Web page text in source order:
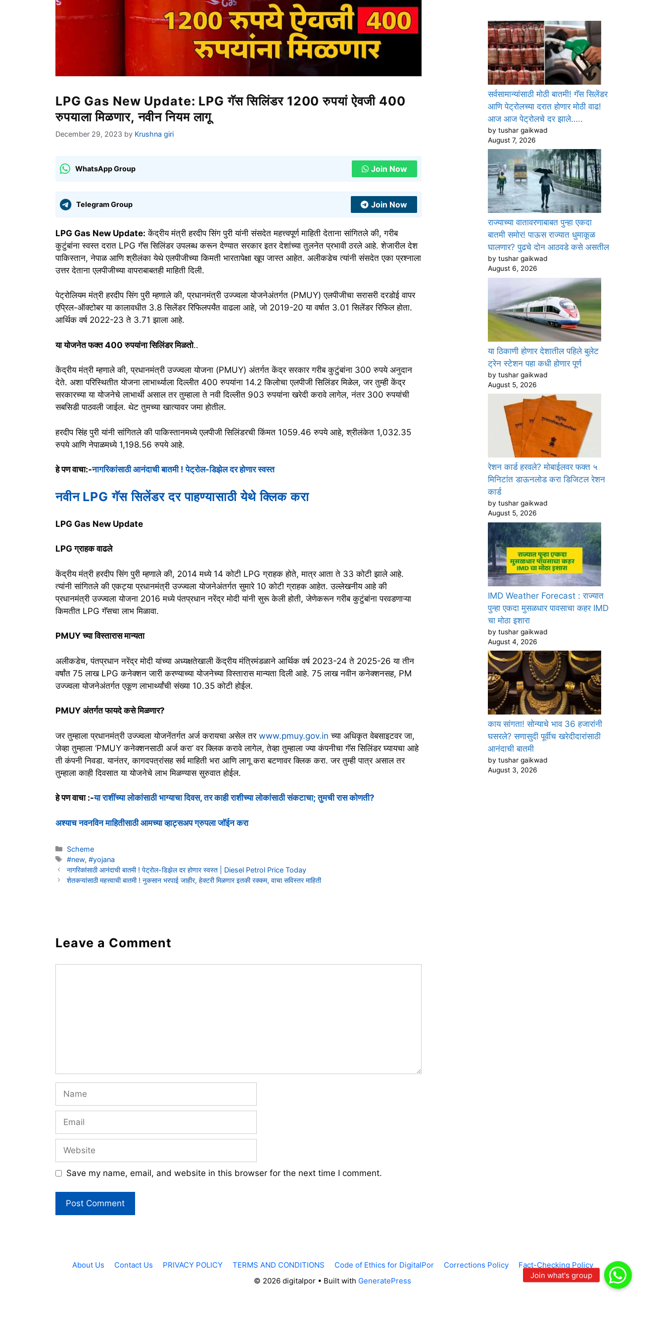
LPG Gas New Update: LPG गॅस सिलिंडर 1200 रुपयां ऐवजी 400
रुपयाला मिळणार, नवीन नियम लागू
December 29, 2023 by Krushna giri
WhatsApp Group Join Now
Telegram Group Join Now
LPG Gas New Update: केंद्रीय मंत्री हरदीप सिंग पुरी यांनी संसदेत महत्त्वपूर्ण माहिती देताना सांगितले की, गरीब
कुटुंबांना स्वस्त दरात LPG गॅस सिलिंडर उपलब्ध करून देण्यात सरकार इतर देशांच्या तुलनेत प्रभावी ठरले आहे. शेजारील देश
पाकिस्तान, नेपाळ आणि श्रीलंका येथे एलपीजीच्या किमती भारतापेक्षा खूप जास्त आहेत. अलीकडेच त्यांनी संसदेत एका प्रश्नाला
उत्तर देताना एलपीजीच्या वापराबाबतही माहिती दिली.
पेट्रोलियम मंत्री हरदीप सिंग पुरी म्हणाले की, प्रधानमंत्री उज्ज्वला योजनेअंतर्गत (PMUY) एलपीजीचा सरासरी दरडोई वापर
एप्रिल-ऑक्टोबर या कालावधीत 3.8 सिलेंडर रिफिलपर्यंत वाढला आहे, जो 2019-20 या वर्षात 3.01 सिलेंडर रिफिल होता.
आर्थिक वर्ष 2022-23 ते 3.71 झाला आहे.
या योजनेत फक्त 400 रुपयांना सिलिंडर मिळतो..
केंद्रीय मंत्री म्हणाले की, प्रधानमंत्री उज्ज्वला योजना (PMUY) अंतर्गत केंद्र सरकार गरीब कुटुंबांना 300 रुपये अनुदान
देते. अशा परिस्थितीत योजना लाभार्थ्याला दिल्लीत 400 रुपयांना 14.2 किलोचा एलपीजी सिलिंडर मिळेल, जर तुम्ही केंद्र
सरकारच्या या योजनेचे लाभार्थी असाल तर तुम्हाला ते नवी दिल्लीत 903 रुपयांना खरेदी करावे लागेल, नंतर 300 रुपयांची
सबसिडी पाठवली जाईल. थेट तुमच्या खात्यावर जमा होतील.
हरदीप सिंह पुरी यांनी सांगितले की पाकिस्तानमध्ये एलपीजी सिलिंडरची किंमत 1059.46 रुपये आहे, श्रीलंकेत 1,032.35
रुपये आणि नेपाळमध्ये 1,198.56 रुपये आहे.
हे पण वाचा:-नागरिकांसाठी आनंदाची बातमी ! पेट्रोल-डिझेल दर होणार स्वस्त
नवीन LPG गॅस सिलेंडर दर पाहण्यासाठी येथे क्लिक करा
LPG Gas New Update
LPG ग्राहक वाढले
केंद्रीय मंत्री हरदीप सिंग पुरी म्हणाले की, 2014 मध्ये 14 कोटी LPG ग्राहक होते, मात्र आता ते 33 कोटी झाले आहे.
त्यांनी सांगितले की एकट्या प्रधानमंत्री उज्ज्वला योजनेअंतर्गत सुमारे 10 कोटी ग्राहक आहेत. उल्लेखनीय आहे की
प्रधानमंत्री उज्ज्वला योजना 2016 मध्ये पंतप्रधान नरेंद्र मोदी यांनी सुरू केली होती, जेणेकरून गरीब कुटुंबांना परवडणाऱ्या
किमतीत LPG गॅसचा लाभ मिळावा.
PMUY च्या विस्तारास मान्यता
अलीकडेच, पंतप्रधान नरेंद्र मोदी यांच्या अध्यक्षतेखाली केंद्रीय मंत्रिमंडळाने आर्थिक वर्ष 2023-24 ते 2025-26 या तीन
वर्षांत 75 लाख LPG कनेक्शन जारी करण्याच्या योजनेच्या विस्तारास मान्यता दिली आहे. 75 लाख नवीन कनेक्शनसह, PM
उज्ज्वला योजनेअंतर्गत एकूण लाभार्थ्यांची संख्या 10.35 कोटी होईल.
PMUY अंतर्गत फायदे कसे मिळणार?
जर तुम्हाला प्रधानमंत्री उज्ज्वला योजनेंतर्गत अर्ज करायचा असेल तर www.pmuy.gov.in च्या अधिकृत वेबसाइटवर जा,
जेव्हा तुम्हाला ‘PMUY कनेक्शनसाठी अर्ज करा’ वर क्लिक करावे लागेल, तेव्हा तुम्हाला ज्या कंपनीचा गॅस सिलिंडर घ्यायचा आहे
ती कंपनी निवडा. यानंतर, कागदपत्रांसह सर्व माहिती भरा आणि लागू करा बटणावर क्लिक करा. जर तुम्ही पात्र असाल तर
तुम्हाला काही दिवसात या योजनेचे लाभ मिळण्यास सुरुवात होईल.
हे पण वाचा :-या राशींच्या लोकांसाठी भाग्याचा दिवस, तर काही राशीच्या लोकांसाठी संकटाचा; तुमची रास कोणती?
अश्याच नवनविन माहितीसाठी आमच्या व्हाट्सअप ग्रुपला जॉईन करा
Categories
Scheme
Tags
#new,#yojana
नागरिकांसाठी आनंदाची बातमी ! पेट्रोल-डिझेल दर होणार स्वस्त | Diesel Petrol Price Today
शेतकऱ्यांसाठी महत्त्वाची बातमी ! नुकसान भरपाई जाहीर, हेक्टरी मिळणार इतकी रक्कम, वाचा सविस्तर माहिती
Leave a Comment
Save my name, email, and website in this browser for the next time I comment.
सर्वसामान्यांसाठी मोठी बातमी! गॅस सिलेंडर
आणि पेट्रोलच्या दरात होणार मोठी वाढ!
आज आज पेट्रोलचे दर झाले…..
by tushar gaikwad
August 7, 2026
राज्याच्या वातावरणाबाबत पुन्हा एकदा
बातमी समोर! पाऊस राज्यात धुमाकूळ
घालणार? पुढचे दोन आठवडे कसे असतील
by tushar gaikwad
August 6, 2026
या ठिकाणी होणार देशातील पहिले बुलेट
ट्रेन स्टेशन पहा कधी होणार पूर्ण
by tushar gaikwad
August 5, 2026
रेशन कार्ड हरवले? मोबाईलवर फक्त ५
मिनिटांत डाऊनलोड करा डिजिटल रेशन
कार्ड
by tushar gaikwad
August 5, 2026
IMD Weather Forecast : राज्यात
पुन्हा एकदा मुसळधार पावसाचा कहर IMD
चा मोठा इशारा
by tushar gaikwad
August 4, 2026
काय सांगता! सोन्याचे भाव 36 हजारांनी
घसरले? सणासुदी पूर्वीच खरेदीदारांसाठी
आनंदाची बातमी
by tushar gaikwad
August 3, 2026
About Us Contact Us PRIVACY POLICY TERMS AND CONDITIONS Code of Ethics for DigitalPor Corrections Policy
Fact-Checking Policy
© 2026 digitalpor • Built with GeneratePress